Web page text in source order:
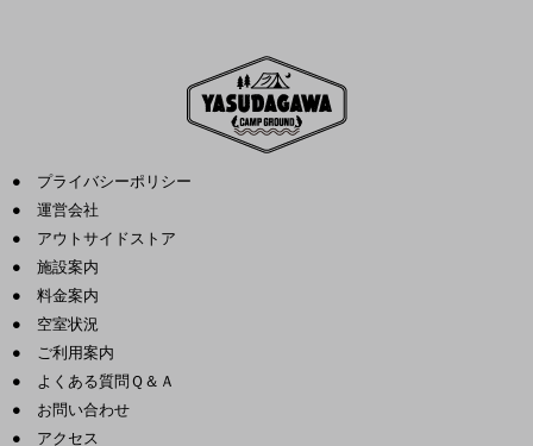
● プライバシーポリシー
● 運営会社
● アウトサイドストア
● 施設案内
● 料金案内
● 空室状況
● ご利用案内
● よくある質問Ｑ＆Ａ
● お問い合わせ
● アクセス